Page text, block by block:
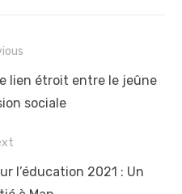
lien étroit entre le jeûne
sociale
l’éducation 2021 : Un